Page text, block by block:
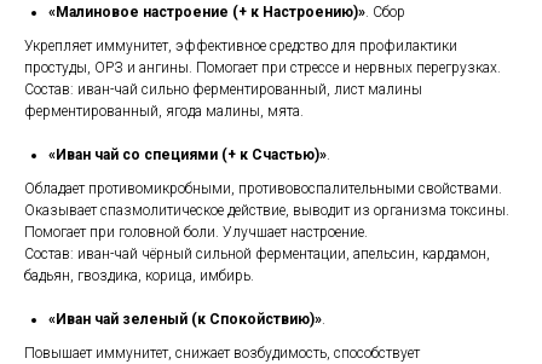
«Малиновое настроение (+ к Настроению)». Сбор
Укрепляет иммунитет, эффективное средство для профилактики
простуды, ОРЗ и ангины. Помогает при стрессе и нервных перегрузках.
Состав: иван-чай сильно ферментированный, лист малины
ферментированный, ягода малины, мята.
«Иван чай со специями (+ к Счастью)».
Обладает противомикробными, противовоспалительными свойствами.
Оказывает спазмолитическое действие, выводит из организма токсины.
Помогает при головной боли. Улучшает настроение.
Состав: иван-чай чёрный сильной ферментации, апельсин, кардамон,
бадьян, гвоздика, корица, имбирь.
«Иван чай зеленый (к Спокойствию)».
Повышает иммунитет, снижает возбудимость, способствует